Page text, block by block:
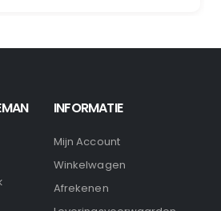
INFORMATIE
Mijn Account
Winkelwagen
Afrekenen